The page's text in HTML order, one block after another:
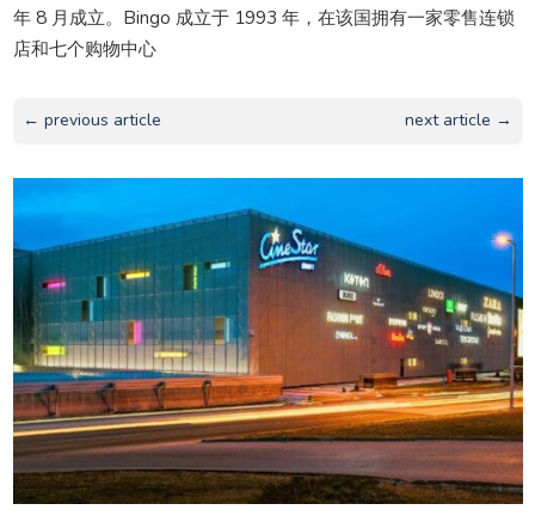
年 8 月成立。Bingo 成立于 1993 年，在该国拥有一家零售连锁
店和七个购物中心
← previous article next article →